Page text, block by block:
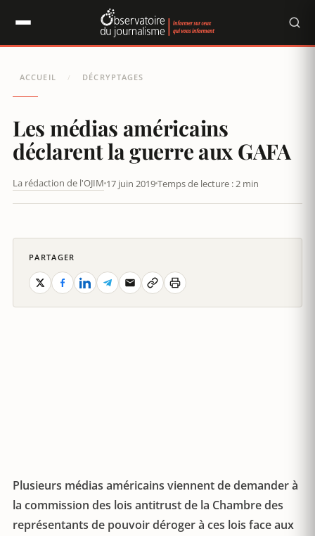
ACCUEIL / DÉCRYPTAGES
Les médias américains
déclarent la guerre aux GAFA
La rédaction de l'OJIM 17 juin 2019Temps de lecture : 2 min
Plusieurs médias américains viennent de demander à
la commission des lois antitrust de la Chambre des
représentants de pouvoir déroger à ces lois face aux
PARTAGER
Panneau de gestion des cookies